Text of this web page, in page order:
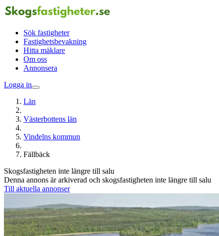
Sök fastigheter
Fastighetsbevakning
Hitta mäklare
Om oss
Annonsera
Logga in
Län
Västerbottens län
Vindelns kommun
Fällbäck
Skogsfastigheten inte längre till salu
Denna annons är arkiverad och skogsfastigheten inte längre till salu
Till aktuella annonser